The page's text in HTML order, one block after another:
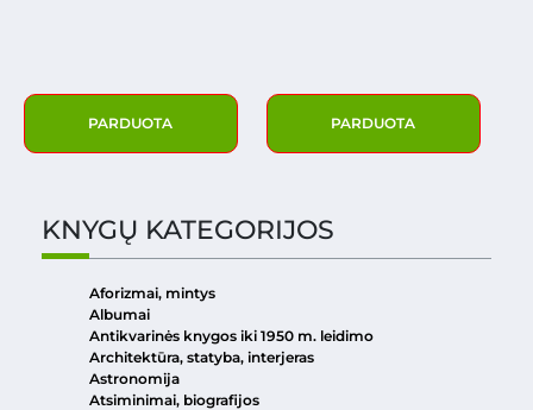
PARDUOTA PARDUOTA
KNYGŲ KATEGORIJOS
Aforizmai, mintys
Albumai
Antikvarinės knygos iki 1950 m. leidimo
Architektūra, statyba, interjeras
Astronomija
Atsiminimai, biografijos